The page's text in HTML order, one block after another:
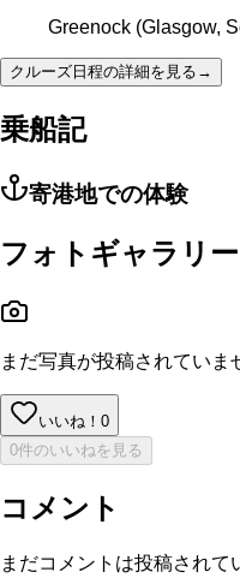
Greenock (Glasgow,
クルーズ日程の詳細を見る →
乗船記
寄港地での体験
フォトギャラリー
まだ写真が投稿されていま
いいね！ 0
0件のいいねを見る
コメント
まだコメントは投稿されて